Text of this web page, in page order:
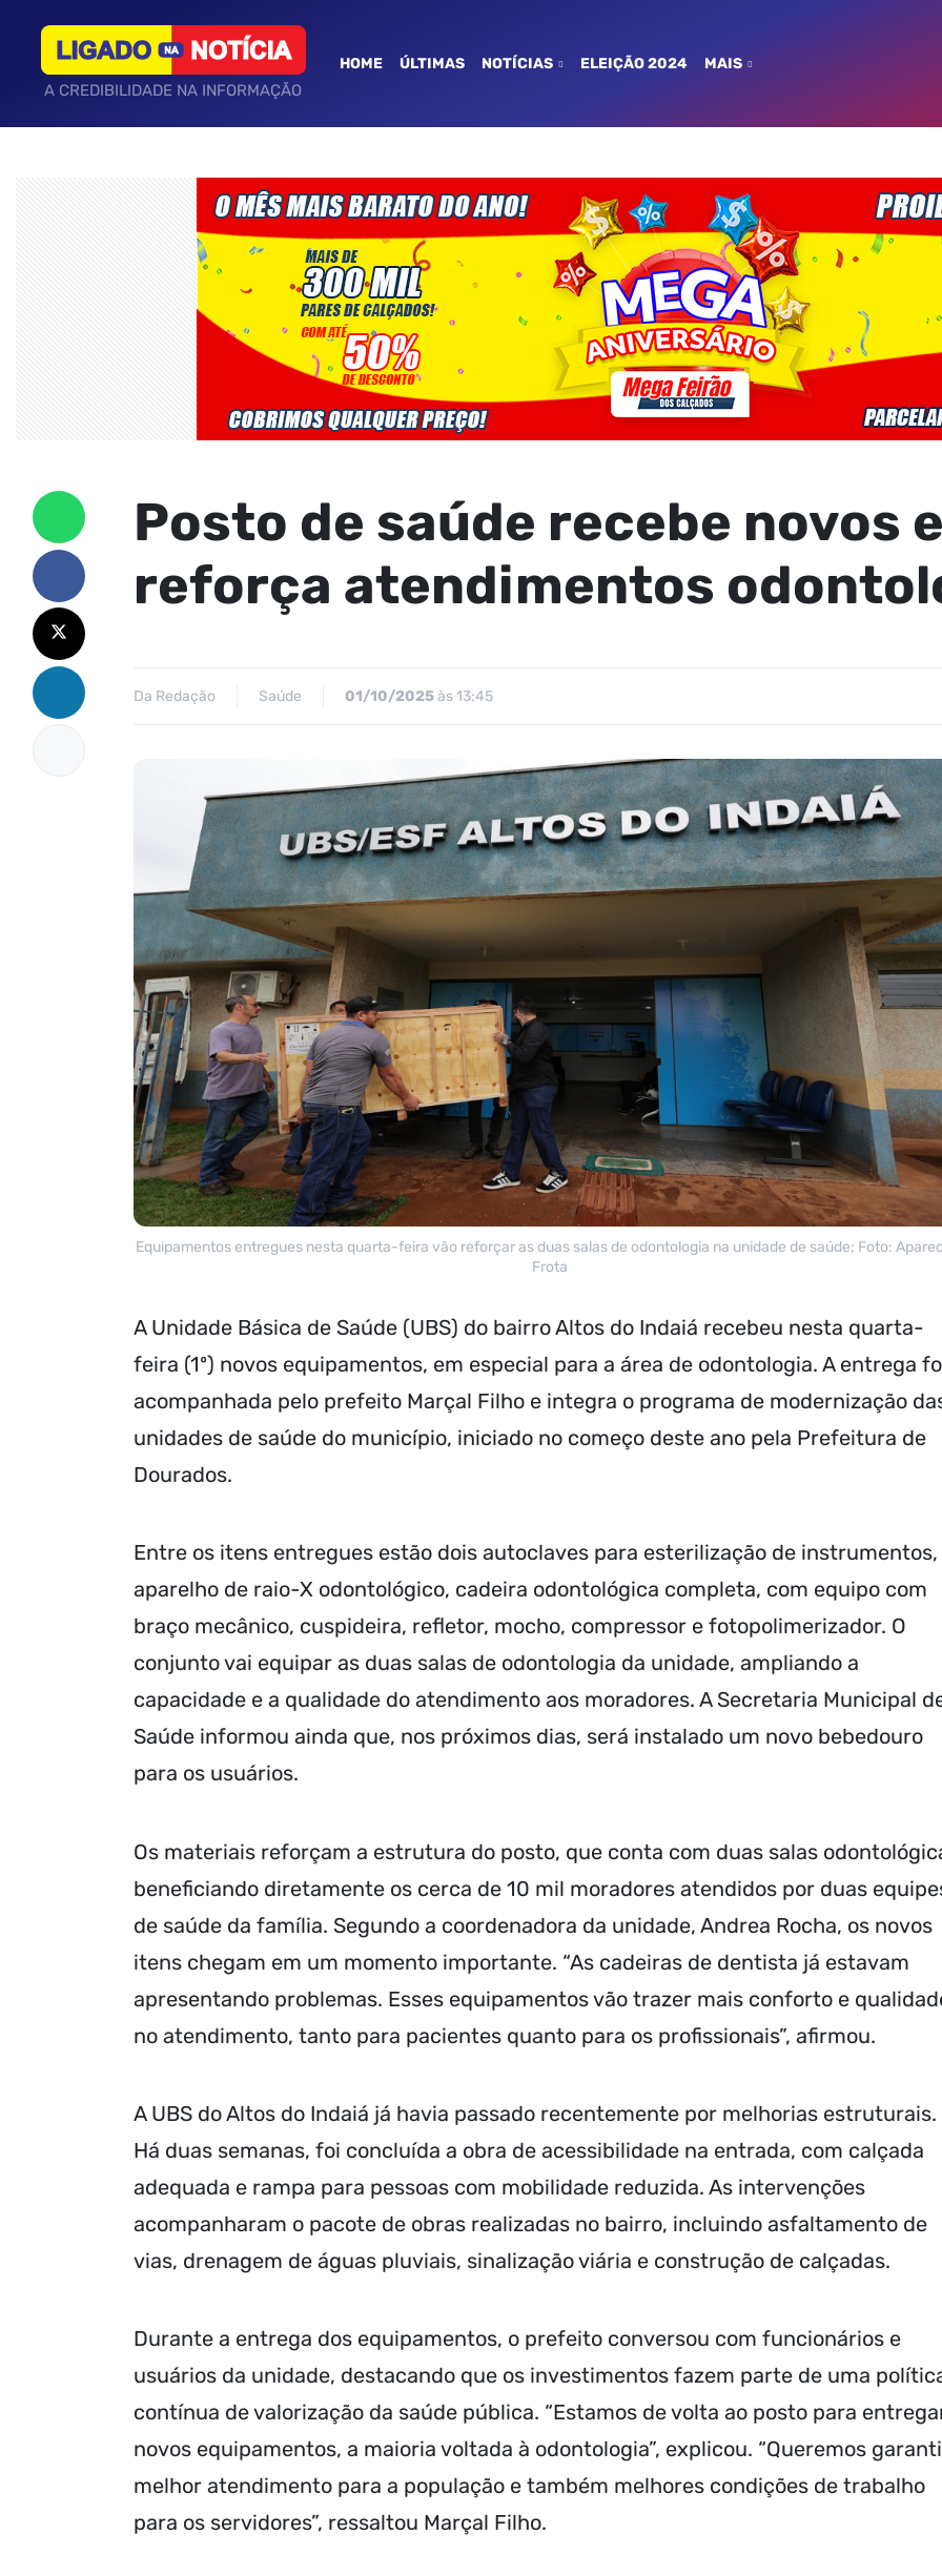
A CREDIBILIDADE NA INFORMAÇÃO
HOME ÚLTIMAS NOTÍCIAS ELEIÇÃO 2024 MAIS
Posto de saúde recebe novos
reforça atendimentos
Da Redação Saúde 01/10/2025às 13:45
Equipamentos entregues nesta quarta-feira vão reforçar as duas salas de odontologia na unidade de saúde; Foto:
Frota
A Unidade Básica de Saúde (UBS) do bairro Altos do Indaiá recebeu nesta quarta-
feira (1º) novos equipamentos, em especial para a área de odontologia. A entrega
acompanhada pelo prefeito Marçal Filho e integra o programa de modernização
unidades de saúde do município, iniciado no começo deste ano pela Prefeitura de
Dourados.
Entre os itens entregues estão dois autoclaves para esterilização de instrumentos,
aparelho de raio-X odontológico, cadeira odontológica completa, com equipo com
braço mecânico, cuspideira, refletor, mocho, compressor e fotopolimerizador. O
conjunto vai equipar as duas salas de odontologia da unidade, ampliando a
capacidade e a qualidade do atendimento aos moradores. A Secretaria Municipal
Saúde informou ainda que, nos próximos dias, será instalado um novo bebedouro
para os usuários.
Os materiais reforçam a estrutura do posto, que conta com duas salas
beneficiando diretamente os cerca de 10 mil moradores atendidos por duas
de saúde da família. Segundo a coordenadora da unidade, Andrea Rocha, os novos
itens chegam em um momento importante. “As cadeiras de dentista já estavam
apresentando problemas. Esses equipamentos vão trazer mais conforto e
no atendimento, tanto para pacientes quanto para os profissionais”, afirmou.
A UBS do Altos do Indaiá já havia passado recentemente por melhorias estruturais.
Há duas semanas, foi concluída a obra de acessibilidade na entrada, com calçada
adequada e rampa para pessoas com mobilidade reduzida. As intervenções
acompanharam o pacote de obras realizadas no bairro, incluindo asfaltamento de
vias, drenagem de águas pluviais, sinalização viária e construção de calçadas.
Durante a entrega dos equipamentos, o prefeito conversou com funcionários e
usuários da unidade, destacando que os investimentos fazem parte de uma
contínua de valorização da saúde pública. “Estamos de volta ao posto para
novos equipamentos, a maioria voltada à odontologia”, explicou. “Queremos
melhor atendimento para a população e também melhores condições de trabalho
para os servidores”, ressaltou Marçal Filho.